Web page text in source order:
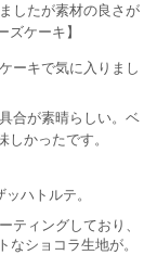
したが素材の良さが
ズケーキ】
ーキで気に入りまし
合が素晴らしい。ベ
かったです。
ハトルテ。
ティングしており、
ショコラ生地が。